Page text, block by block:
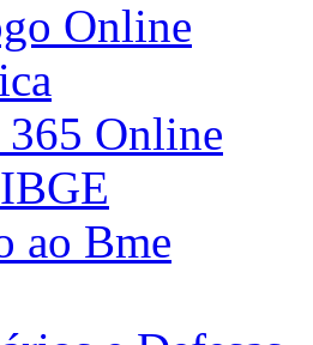
Online
Online
ao Bme